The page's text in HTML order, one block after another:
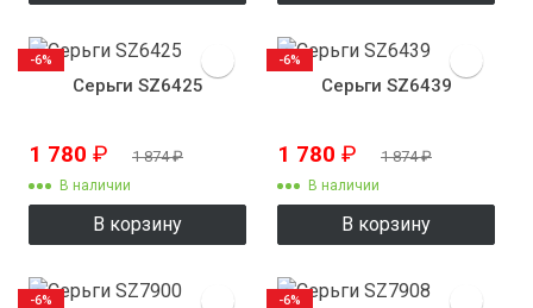
Серьги SZ6425
1 780 ₽ 1 874₽
В наличии
В корзину
-6%
Серьги SZ6439
1 780 ₽ 1 874₽
В наличии
В корзину
-6%
-6% -6%